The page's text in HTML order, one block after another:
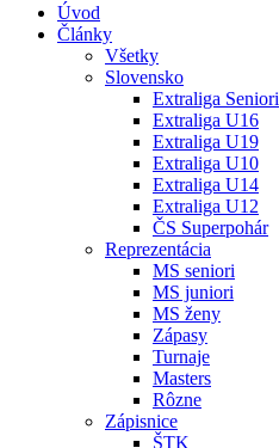
Úvod
Články
Všetky
Slovensko
Extraliga Seniori
Extraliga U16
Extraliga U19
Extraliga U10
Extraliga U14
Extraliga U12
ČS Superpohár
Reprezentácia
MS seniori
MS juniori
MS ženy
Zápasy
Turnaje
Masters
Rôzne
Zápisnice
ŠTK